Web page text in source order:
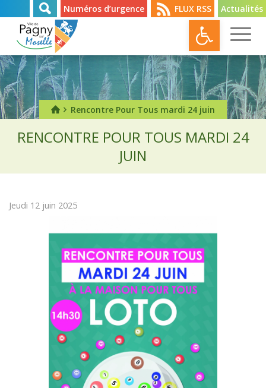
Ouvrir
Numéros d’urgence FLUX RSS Actualités
Rencontre Pour Tous mardi 24 juin
RENCONTRE POUR TOUS MARDI 24
JUIN
Jeudi 12 juin 2025